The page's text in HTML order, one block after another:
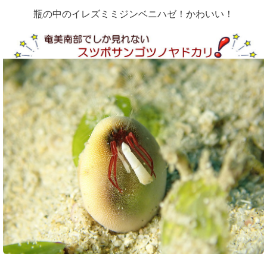
瓶の中のイレズミミジンベニハゼ！かわいい！